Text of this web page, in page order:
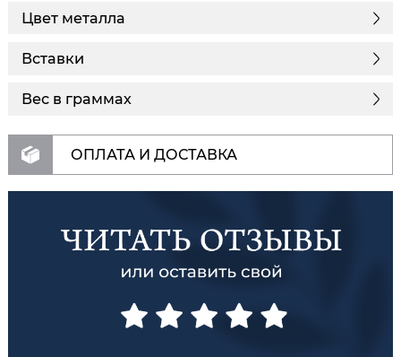
Цвет металла
Вставки
Вес в граммах
ОПЛАТА И ДОСТАВКА